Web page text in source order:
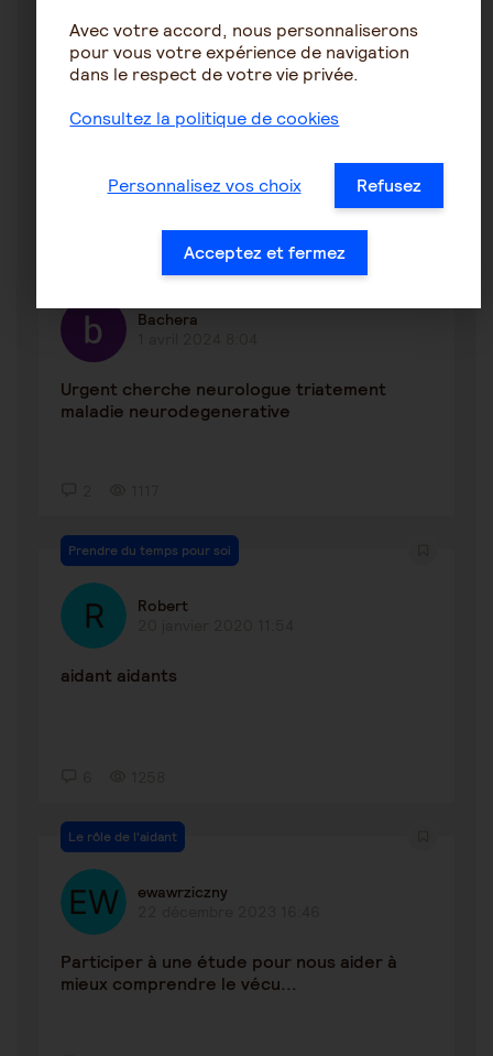
Virginie6792
16 décembre 2024 23:17
Bachera
Urgent cherche neurologue triatement
maladie neurodegenerative
Prendre du temps pour soi
Robert
aidant aidants
Le rôle de l'aidant
ewawrziczny
Participer à une étude pour nous aider à
mieux comprendre le vécu...
Avec votre accord, nous personnaliserons
pour vous votre expérience de navigation
dans le respect de votre vie privée.
Consultez la politique de cookies
Personnalisez vos choix Refusez
Acceptez et fermez